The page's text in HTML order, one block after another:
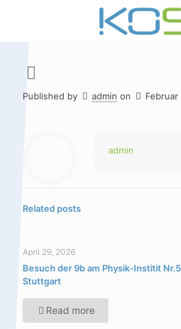
Alt + Shift + S
Kontakte /
Sekretariat
Published by admin on
admin
Related posts
April 29, 2026
Besuch der 9b am Physik-Institit
Stuttgart
Read more